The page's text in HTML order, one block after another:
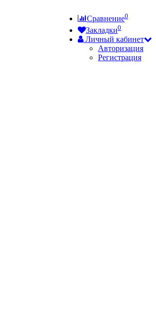
Сравнение0
Закладки0
Личный кабинет
Авторизация
Регистрация